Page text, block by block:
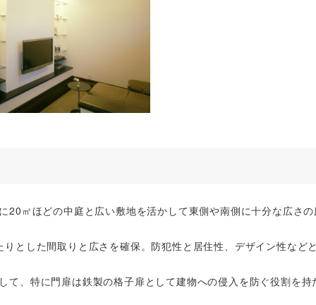
㎡ほどの中庭と広い敷地を活かして東側や南側に十分な広さ
とした間取りと広さを確保。防犯性と居住性、デザイン性など
、特に門扉は鉄製の格子扉として建物への侵入を防ぐ役割を持